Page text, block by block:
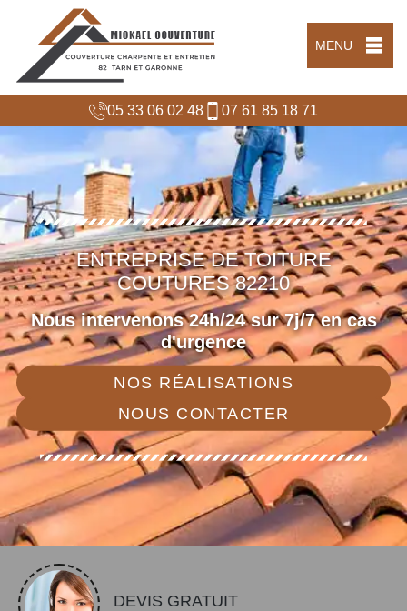
MENU
05 33 06 02 48 07 61 85 18 71
ENTREPRISE DE TOITURE
COUTURES 82210
Nous intervenons 24h/24 sur 7j/7 en cas
d'urgence
NOS RÉALISATIONS
NOUS CONTACTER
DEVIS GRATUIT